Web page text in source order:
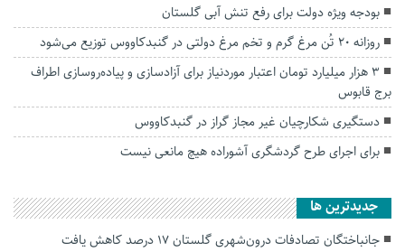
بودجه ویژه دولت برای رفع تنش آبی گلستان
روزانه ۲۰ تُن مرغ گرم و تخم مرغ دولتی در گنبدکاووس توزیع می‌شود
۳ هزار میلیارد تومان اعتبار موردنیاز برای آزادسازی و پیاده‌روسازی اطراف
برج قابوس
دستگیری شکارچیان غیر مجاز گراز در گنبدکاووس
برای اجرای طرح گردشگری آشوراده هیچ مانعی نیست
جديدترين ها
جانباختگان تصادفات درون‌شهری گلستان ۱۷ درصد کاهش یافت